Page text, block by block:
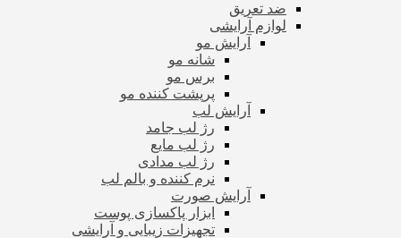
ضد تعریق
لوازم آرایشی
آرایش مو
شانه مو
برس مو
پرپشت کننده مو
آرایش لب
رژ لب جامد
رژ لب مایع
رژ لب مدادی
نرم کننده و بالم لب
آرایش صورت
ابزار پاکسازی پوست
تجهیزات زیبایی و آرایشی